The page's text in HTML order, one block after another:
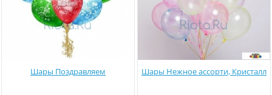
Шары Поздравляем Шары Нежное ассорти, Кристалл